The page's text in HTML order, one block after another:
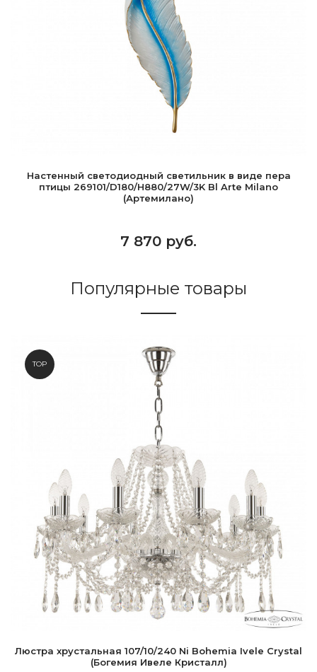
Настенный светодиодный светильник в виде пера
птицы 269101/D180/H880/27W/3K Bl Arte Milano
(Артемилано)
7 870 руб.
Популярные товары
TOP
Люстра хрустальная 107/10/240 Ni Bohemia Ivele Crystal
(Богемия Ивеле Кристалл)